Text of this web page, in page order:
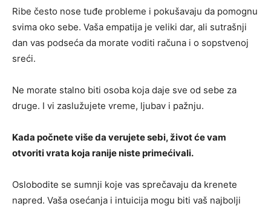
Ribe često nose tuđe probleme i pokušavaju da pomognu
svima oko sebe. Vaša empatija je veliki dar, ali sutrašnji
dan vas podseća da morate voditi računa i o sopstvenoj
sreći.
Ne morate stalno biti osoba koja daje sve od sebe za
druge. I vi zaslužujete vreme, ljubav i pažnju.
Kada počnete više da verujete sebi, život će vam
otvoriti vrata koja ranije niste primećivali.
Oslobodite se sumnji koje vas sprečavaju da krenete
napred. Vaša osećanja i intuicija mogu biti vaš najbolji